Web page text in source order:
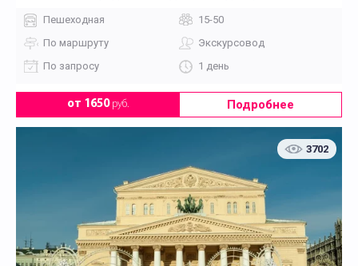
Пешеходная
15-50
По маршруту
Экскурсовод
По запросу
1 день
от 1650руб. Подробнее
3702